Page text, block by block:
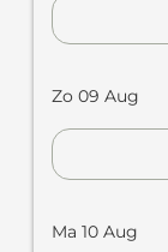
Zo 09 Aug
Ma 10 Aug